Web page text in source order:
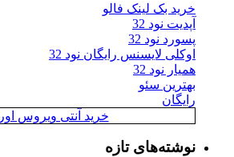
خرید بک لینک فالو
آپدیت نود 32
پسورد نود 32
اوکلی لایسنس رایگان نود 32
همیار نود 32
بهترین سئو
رایگان
خرید آنتی ویروس
نوشته‌های تازه